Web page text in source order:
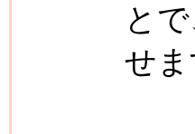
と
せま